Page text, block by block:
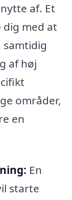
af. Et
med at
samtidig
af høj
områder,
en
En
starte